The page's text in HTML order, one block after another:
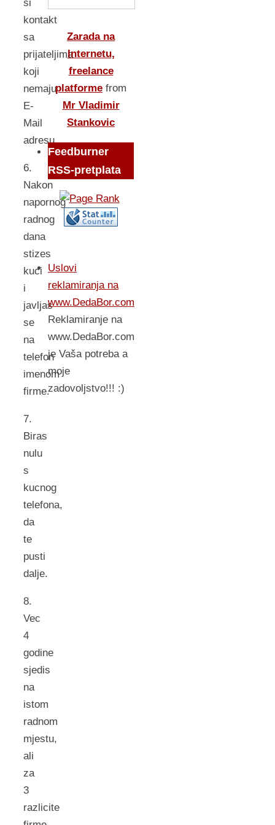
si
kontakt
sa
prijateljima
koji
nemaju
E-
Mail
adresu.
6.
Nakon
napornog
radnog
dana
stizes
kuci
i
javljas
se
na
telefon
imenom
firme.
7.
Biras
nulu
s
kucnog
telefona,
da
te
pusti
dalje.
8.
Vec
4
godine
sjedis
na
istom
radnom
mjestu,
ali
za
3
razlicite
Zarada na
Internetu,
freelance
platforme from
Mr Vladimir
Stankovic
Feedburner
RSS-pretplata
Uslovi
reklamiranja na
www.DedaBor.com
Reklamiranje na
www.DedaBor.com
je Vaša potreba a
moje
zadovoljstvo!!! :)